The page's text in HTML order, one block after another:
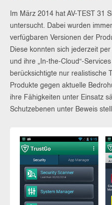
Im März 2014 hat AV-TEST 31
untersucht. Dabei wurden
verfügbaren Versionen der
Diese konnten sich jederzeit
und ihre „In-the-Cloud“-Services
berücksichtigte nur realistische
Produkte gegen aktuelle
ihre Fähigkeiten unter Einsatz
Schutzebenen unter Beweis